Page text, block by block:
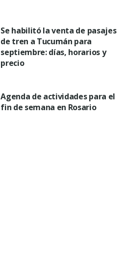
Se habilitó la venta de pasajes
de tren a Tucumán para
septiembre: días, horarios y
precio
Agenda de actividades para el
fin de semana en Rosario